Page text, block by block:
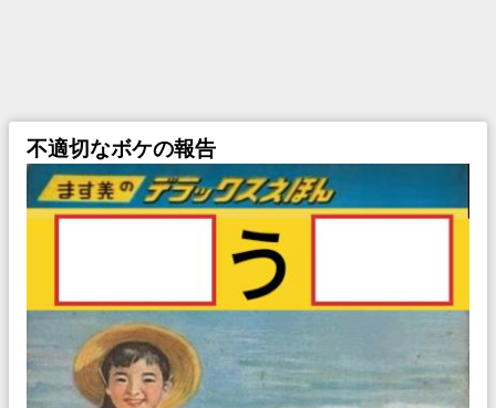
不適切なボケの報告